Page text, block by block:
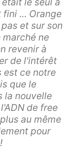
... Orange
et sur son
ne
revenir à
de l'intérêt
est ce notre
que le
la nouvelle
de free
au même
pour